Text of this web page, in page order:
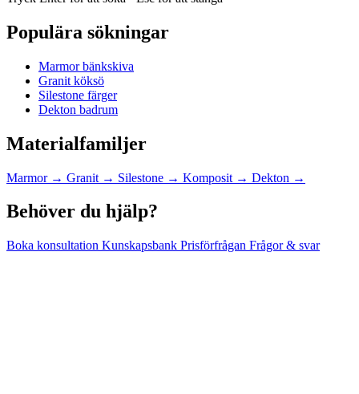
Populära sökningar
Marmor bänkskiva
Granit köksö
Silestone färger
Dekton badrum
Materialfamiljer
Marmor → Granit → Silestone → Komposit → Dekton →
Behöver du hjälp?
Boka konsultation Kunskapsbank Prisförfrågan Frågor & svar